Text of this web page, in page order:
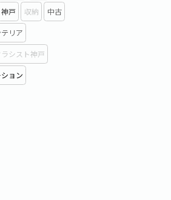
神戸 収納 中古
リア
ラシスト神戸
ョン